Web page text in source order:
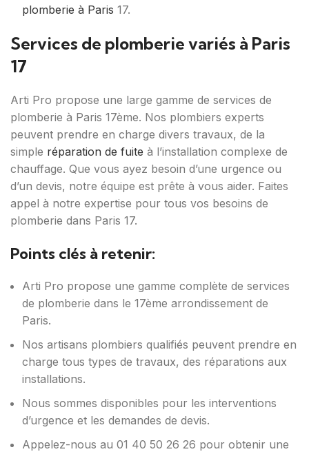
plomberie à Paris 17.
Services de plomberie variés à Paris
17
Arti Pro propose une large gamme de services de
plomberie à Paris 17ème. Nos plombiers experts
peuvent prendre en charge divers travaux, de la
simple réparation de fuite à l’installation complexe de
chauffage. Que vous ayez besoin d’une urgence ou
d’un devis, notre équipe est prête à vous aider. Faites
appel à notre expertise pour tous vos besoins de
plomberie dans Paris 17.
Points clés à retenir:
Arti Pro propose une gamme complète de services
de plomberie dans le 17ème arrondissement de
Paris.
Nos artisans plombiers qualifiés peuvent prendre en
charge tous types de travaux, des réparations aux
installations.
Nous sommes disponibles pour les interventions
d’urgence et les demandes de devis.
Appelez-nous au 01 40 50 26 26 pour obtenir une